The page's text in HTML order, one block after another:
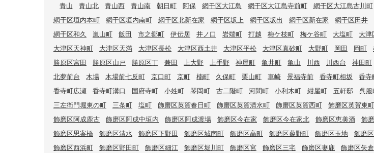
青山 青山北 青山西 青山南 朝日町 阿保 網干区大江島 網干区大江島寺前町 網干区大江島古川町
網干区垣内本町
網干区垣内南町 網干区北新在家 網干区坂上 網干区坂出 網干区新在家 網干区田井
網干区和久
嵐山町 飯田 市之郷町 伊伝居 井ノ口 岩端町 打越 梅ケ枝町 梅ケ谷町 大塩町 大津
大津区天神町
大津区天満 大津区長松 大津区西土井 大津区平松 大津区真砂町 大野町 岡田 岡町
勝原区宮田
勝原区山戸 勝原区丁 兼田 上大野 上手野 神屋町 亀井町 亀山 川西 川西台 神田町
北夢前台
木場 木場前七反町 京口町 京町 楠町 久保町 栗山町 車崎 景福寺前 香寺町相坂 香寺
香寺町広瀬
香寺町溝口 国府寺町 小姓町 琴岡町 古二階町 河間町 小利木町 紺屋町 五軒邸 呉服
三左衛門堀東の町
三条町 塩町 飾磨区英賀春日町 飾磨区英賀清水町 飾磨区英賀西町 飾磨区英賀東町
飾磨区阿成鹿古
飾磨区阿成中垣内 飾磨区阿成渡場 飾磨区今在家 飾磨区今在家北 飾磨区恵美酒 飾
飾磨区思案橋
飾磨区清水 飾磨区下野田 飾磨区城南町 飾磨区高町 飾磨区蓼野町 飾磨区玉地 飾磨
飾磨区西浜町
飾磨区野田町 飾磨区細江 飾磨区堀川町 飾磨区宮 飾磨区三宅 飾磨区妻鹿 飾磨区矢